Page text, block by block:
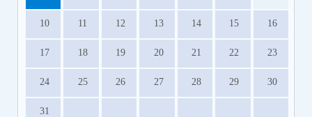
10 11 12 13 14 15 16
17 18 19 20 21 22 23
24 25 26 27 28 29 30
31